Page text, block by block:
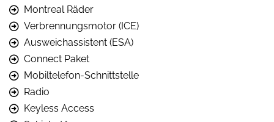
Montreal Räder
Verbrennungsmotor (ICE)
Ausweichassistent (ESA)
Connect Paket
Mobiltelefon-Schnittstelle
Radio
Keyless Access